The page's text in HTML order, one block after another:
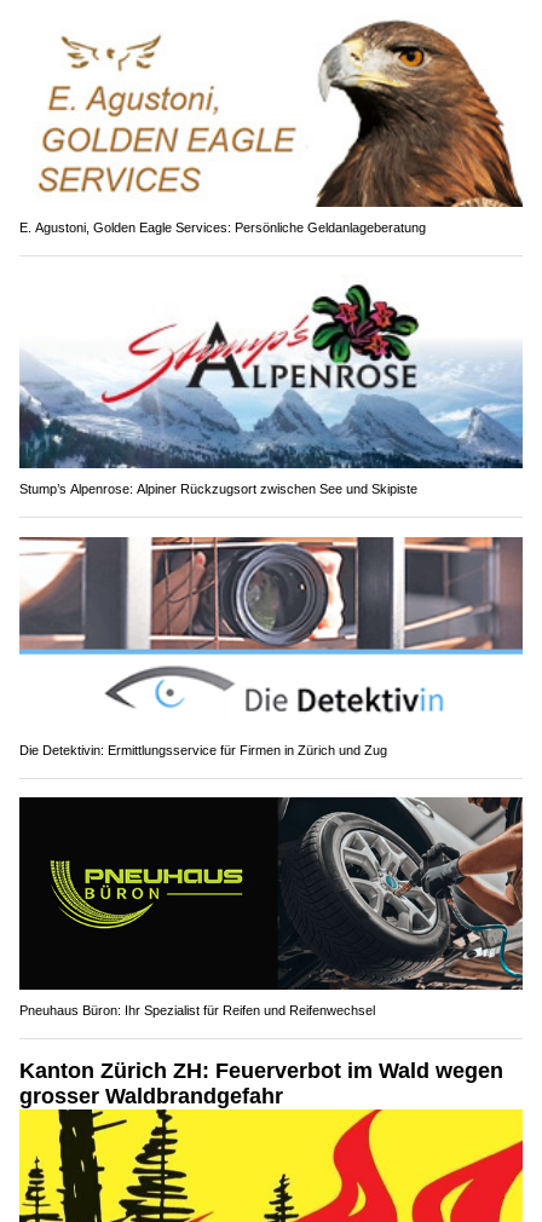
E. Agustoni, Golden Eagle Services: Persönliche Geldanlageberatung
Stump’s Alpenrose: Alpiner Rückzugsort zwischen See und Skipiste
Die Detektivin: Ermittlungsservice für Firmen in Zürich und Zug
Pneuhaus Büron: Ihr Spezialist für Reifen und Reifenwechsel
Kanton Zürich ZH: Feuerverbot im Wald wegen
grosser Waldbrandgefahr